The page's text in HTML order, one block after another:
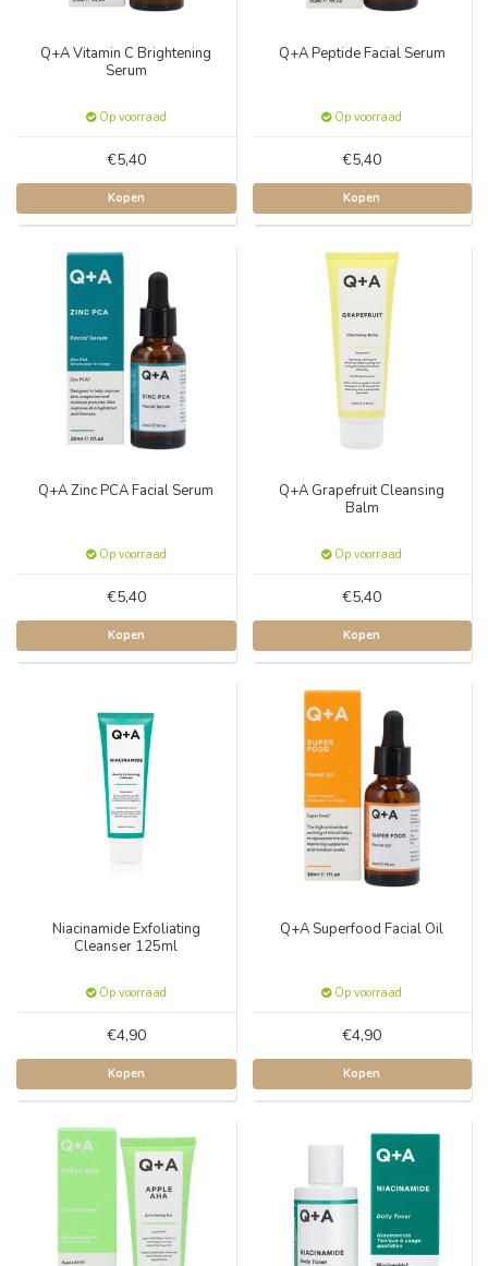
Q+A Vitamin C Brightening
Serum
Op voorraad
€5,40
Kopen
Q+A Peptide Facial Serum
Op voorraad
€5,40
Kopen
Q+A Zinc PCA Facial Serum
Op voorraad
€5,40
Kopen
Q+A Grapefruit Cleansing
Balm
Op voorraad
€5,40
Kopen
Niacinamide Exfoliating
Cleanser 125ml
Op voorraad
€4,90
Kopen
Q+A Superfood Facial Oil
Op voorraad
€4,90
Kopen